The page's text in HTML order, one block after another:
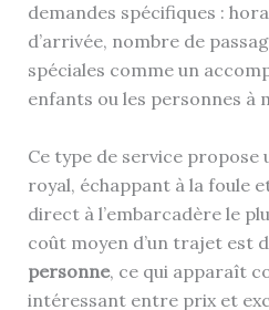
demandes spécifiques :
d’arrivée, nombre de
spéciales comme un
enfants ou les personnes à
Ce type de service
royal, échappant à la foule
direct à l’embarcadère le
coût moyen d’un trajet est
personne, ce qui apparaît
intéressant entre prix et